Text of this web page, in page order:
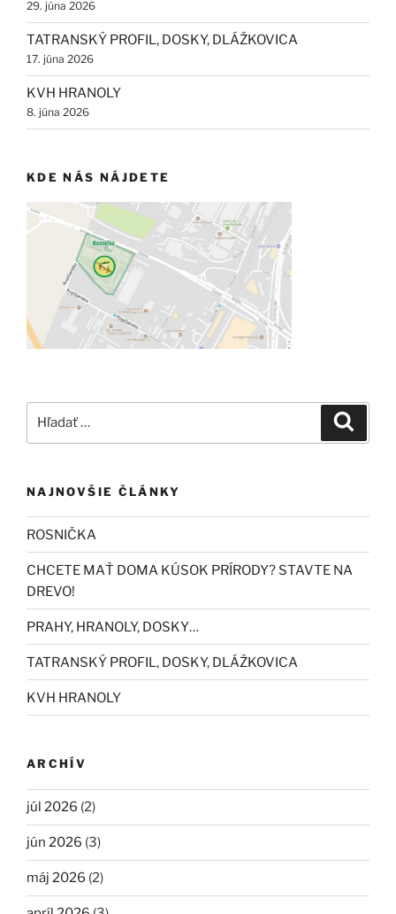
29. júna 2026
TATRANSKÝ PROFIL, DOSKY, DLÁŽKOVICA
17. júna 2026
KVH HRANOLY
8. júna 2026
KDE NÁS NÁJDETE
NAJNOVŠIE ČLÁNKY
ROSNIČKA
CHCETE MAŤ DOMA KÚSOK PRÍRODY? STAVTE NA
DREVO!
PRAHY, HRANOLY, DOSKY…
TATRANSKÝ PROFIL, DOSKY, DLÁŽKOVICA
KVH HRANOLY
ARCHÍV
júl 2026 (2)
jún 2026 (3)
máj 2026 (2)